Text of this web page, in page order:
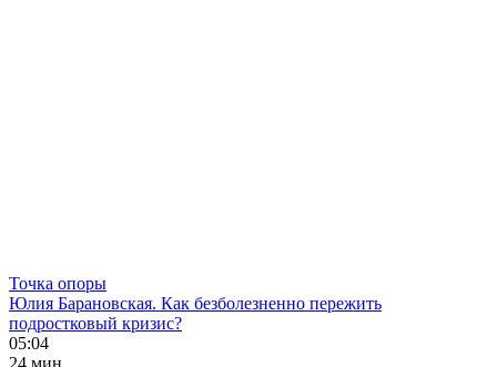
Точка опоры
Юлия Барановская. Как безболезненно пережить
подростковый кризис?
05:04
24 мин